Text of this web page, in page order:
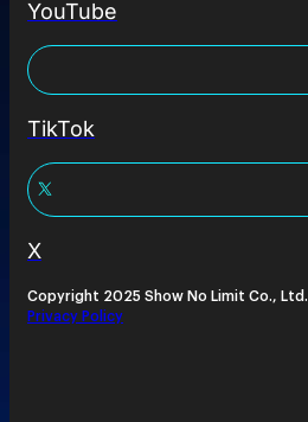
YouTube
TikTok
X
Copyright 2025 Show No Limit Co., Ltd.
Privacy Policy